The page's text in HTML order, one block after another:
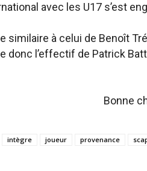
avec les U17 s’est
similaire à celui de Benoît
donc l’effectif de Patrick
Bonne
intègre joueur provenance